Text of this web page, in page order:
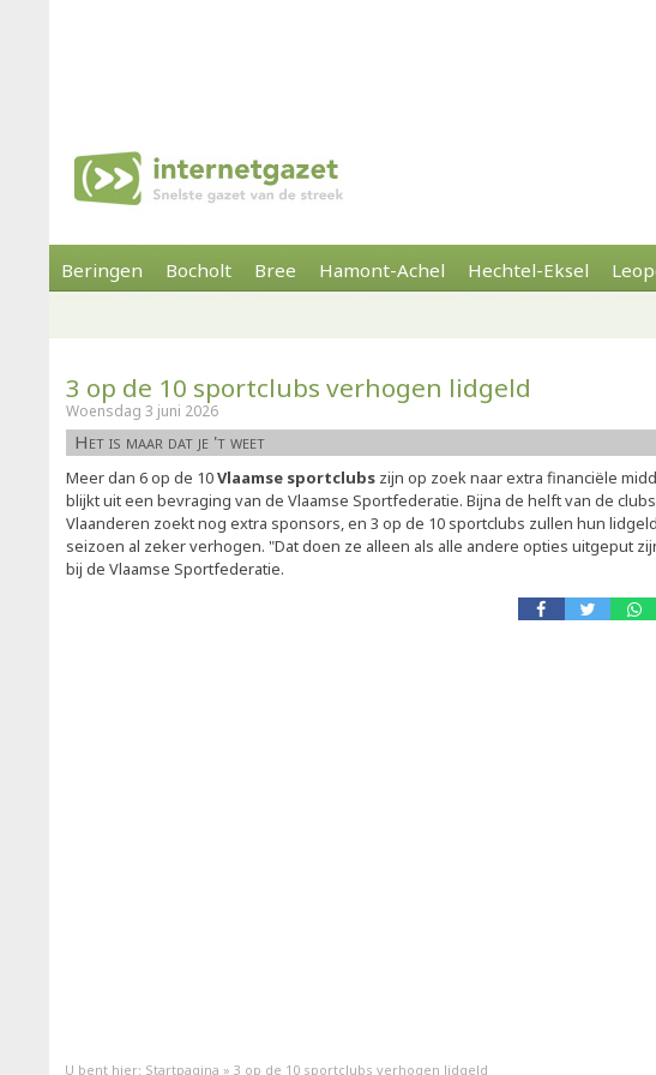
Beringen Bocholt Bree Hamont-Achel Hechtel-Eksel
3 op de 10 sportclubs verhogen lidgeld
Woensdag 3 juni 2026
Het is maar dat je 't weet
Meer dan 6 op de 10Vlaamse sportclubs zijn op zoek naar extra financiële
blijkt uit een bevraging van de Vlaamse Sportfederatie. Bijna de helft van de
Vlaanderen zoekt nog extra sponsors, en 3 op de 10 sportclubs zullen hun
seizoen al zeker verhogen. "Dat doen ze alleen als alle andere opties uitgeput
bij de Vlaamse Sportfederatie.
U bent hier: Startpagina » 3 op de 10 sportclubs verhogen lidgeld